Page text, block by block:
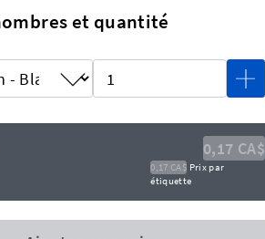
et quantité
0,17 CA$
0,17 CA$ Prix ​​par
étiquette